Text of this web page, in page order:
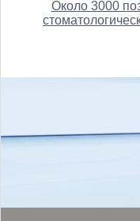
Около 3000